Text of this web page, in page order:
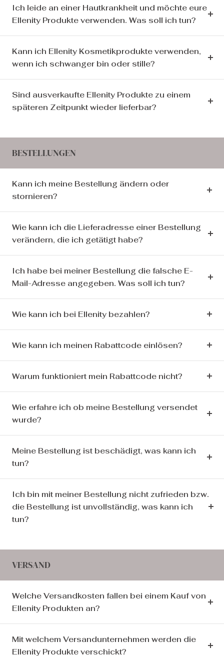
Ich leide an einer Hautkrankheit und möchte eure
Ellenity Produkte verwenden. Was soll ich tun?
Kann ich Ellenity Kosmetikprodukte verwenden,
wenn ich schwanger bin oder stille?
Sind ausverkaufte Ellenity Produkte zu einem
späteren Zeitpunkt wieder lieferbar?
BESTELLUNGEN
Kann ich meine Bestellung ändern oder
stornieren?
Wie kann ich die Lieferadresse einer Bestellung
verändern, die ich getätigt habe?
Ich habe bei meiner Bestellung die falsche E-
Mail-Adresse angegeben. Was soll ich tun?
Wie kann ich bei Ellenity bezahlen?
Wie kann ich meinen Rabattcode einlösen?
Warum funktioniert mein Rabattcode nicht?
Wie erfahre ich ob meine Bestellung versendet
wurde?
Meine Bestellung ist beschädigt, was kann ich
tun?
Ich bin mit meiner Bestellung nicht zufrieden bzw.
die Bestellung ist unvollständig, was kann ich
tun?
VERSAND
Welche Versandkosten fallen bei einem Kauf von
Ellenity Produkten an?
Mit welchem Versandunternehmen werden die
Ellenity Produkte verschickt?